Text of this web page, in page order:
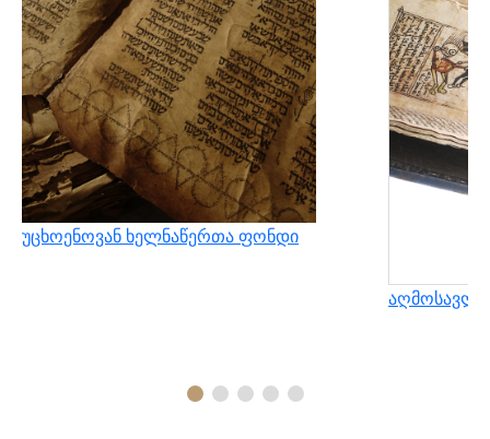
უცხოენოვან ხელნაწერთა ფონდი